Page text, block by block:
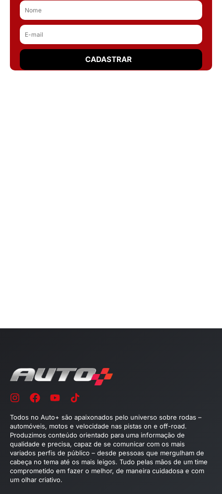
Todos no Auto+ são apaixonados pelo universo sobre rodas –
automóveis, motos e velocidade nas pistas on e off-road.
Produzimos conteúdo orientado para uma informação de
qualidade e precisa, capaz de se comunicar com os mais
variados perfis de público – desde pessoas que mergulham de
cabeça no tema até os mais leigos. Tudo pelas mãos de um time
comprometido em fazer o melhor, de maneira cuidadosa e com
um olhar criativo.